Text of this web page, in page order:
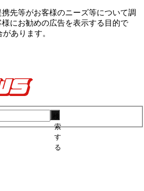
先等がお客様のニーズ等について調
にお勧めの広告を表⽰する⽬的で
あります。
索
す
る